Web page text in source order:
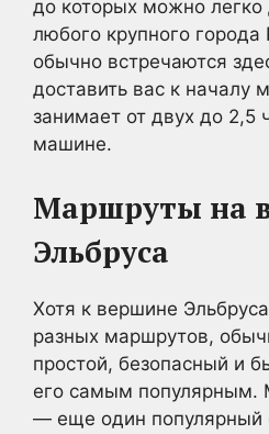
до которых можно легко
любого крупного города
обычно встречаются
доставить вас к началу
занимает от двух до 2,5
машине.
Маршруты на
Эльбруса
Хотя к вершине
разных маршрутов,
простой, безопасный и
его самым популярным.
— еще один популярный